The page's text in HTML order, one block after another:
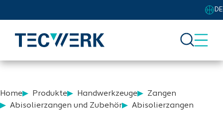
DE
Home Produkte Handwerkzeuge
Zangen
Abisolierzangen und Zubehör
Abisolierzangen